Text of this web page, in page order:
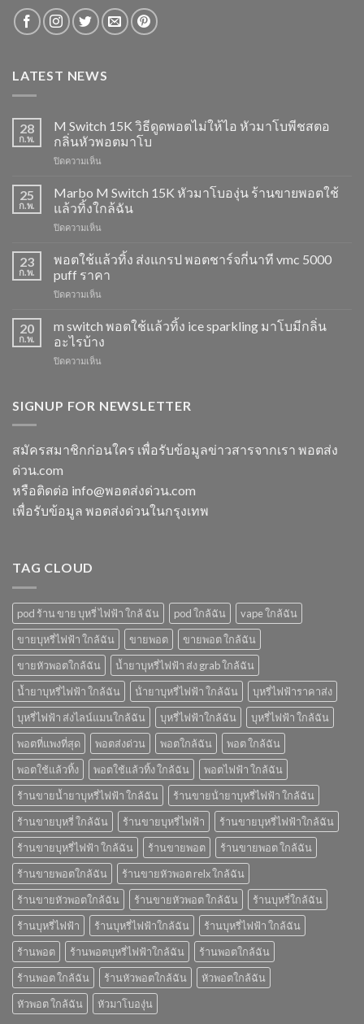
LATEST NEWS
28
ก.พ.
M Switch 15K วิธีดูดพอตไม่ให้ไอ หัวมาโบพีชสตอ
กลิ่นหัวพอตมาโบ
ปิดความเห็น
Switch
15K
วิธี
ดูด
ไม่
ให้
หัว
โบ
พีช
กลิ่น
ตมา
25
ก.พ.
Marbo M Switch 15K หัวมาโบองุ่น ร้านขายพอตใช้
แล้วทิ้งใกล้ฉัน
ปิดความเห็น
M
Switch
15K
หัว
โบ
องุ่น
ขาย
แล้ว
ฉัน
23
ก.พ.
พอตใช้แล้วทิ้ง ส่งแกรป พอตชาร์จกี่นาที vmc 5000
puff ราคา
ปิดความเห็น
แล้ว
ทิ้ง
ส่ง
ชาร์จ
vmc
ราคา
20
ก.พ.
m switch พอตใช้แล้วทิ้ง ice sparkling มาโบมีกลิ่น
อะไรบ้าง
ปิดความเห็น
พอต
ice
โบ
มี
SIGNUP FOR NEWSLETTER
สมัครสมาชิกก่อนใคร เพื่อรับข้อมูลข่าวสารจากเรา พอตส่ง
ด่วน.com
หรือติดต่อ info@พอตส่งด่วน.com
เพื่อรับข้อมูล พอตส่งด่วนในกรุงเทพ
TAG CLOUD
pod ร้าน ขาย บุหรี่ ไฟฟ้า ใกล้ ฉัน pod ใกล้ฉัน
vape ใกล้ฉัน
ขายบุหรี่ไฟฟ้า ใกล้ฉัน
ขายพอต
ขายพอต ใกล้ฉัน
ขายหัวพอตใกล้ฉัน
น้ำยาบุหรี่ไฟฟ้า ส่ง grab ใกล้ฉัน
น้ำยาบุหรี่ไฟฟ้า ใกล้ฉัน
น้ํายาบุหรี่ไฟฟ้า ใกล้ฉัน
บุหรี่ไฟฟ้าราคาส่ง
บุหรี่ไฟฟ้า ส่งไลน์แมนใกล้ฉัน
บุหรี่ไฟฟ้าใกล้ฉัน
บุหรี่ไฟฟ้า ใกล้ฉัน
พอตที่แพงที่สุด
พอตส่งด่วน พอตใกล้ฉัน
พอต ใกล้ฉัน
พอตใช้แล้วทิ้ง
พอตใช้แล้วทิ้ง ใกล้ฉัน
พอตไฟฟ้า ใกล้ฉัน
ร้านขายน้ำยาบุหรี่ไฟฟ้า ใกล้ฉัน
ร้านขายน้ํายาบุหรี่ไฟฟ้า ใกล้ฉัน
ร้านขายบุหรี่ ใกล้ฉัน
ร้านขายบุหรี่ไฟฟ้า
ร้านขายบุหรี่ไฟฟ้าใกล้ฉัน
ร้านขายบุหรี่ไฟฟ้า ใกล้ฉัน
ร้านขายพอต
ร้านขายพอต ใกล้ฉัน
ร้านขายพอตใกล้ฉัน
ร้านขายหัวพอต relx ใกล้ฉัน
ร้านขายหัวพอตใกล้ฉัน
ร้านขายหัวพอต ใกล้ฉัน
ร้านบุหรี่ใกล้ฉัน
ร้านบุหรี่ไฟฟ้า
ร้านบุหรี่ไฟฟ้าใกล้ฉัน
ร้านบุหรี่ไฟฟ้า ใกล้ฉัน
ร้านพอต
ร้านพอตบุหรี่ไฟฟ้าใกล้ฉัน
ร้านพอตใกล้ฉัน
ร้านพอต ใกล้ฉัน
ร้านหัวพอตใกล้ฉัน
หัวพอตใกล้ฉัน
หัวพอต ใกล้ฉัน
หัวมาโบองุ่น